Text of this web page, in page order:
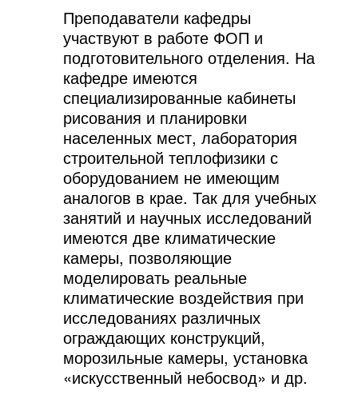
Преподаватели кафедры
участвуют в работе ФОП и
подготовительного отделения. На
кафедре имеются
специализированные кабинеты
рисования и планировки
населенных мест, лаборатория
строительной теплофизики с
оборудованием не имеющим
аналогов в крае. Так для учебных
занятий и научных исследований
имеются две климатические
камеры, позволяющие
моделировать реальные
климатические воздействия при
исследованиях различных
ограждающих конструкций,
морозильные камеры, установка
«искусственный небосвод» и др.